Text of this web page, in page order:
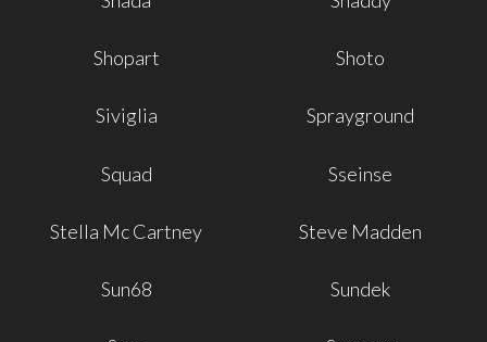
Shopart Shoto
Siviglia Sprayground
Squad Sseinse
Stella Mc Cartney Steve Madden
Sun68 Sundek